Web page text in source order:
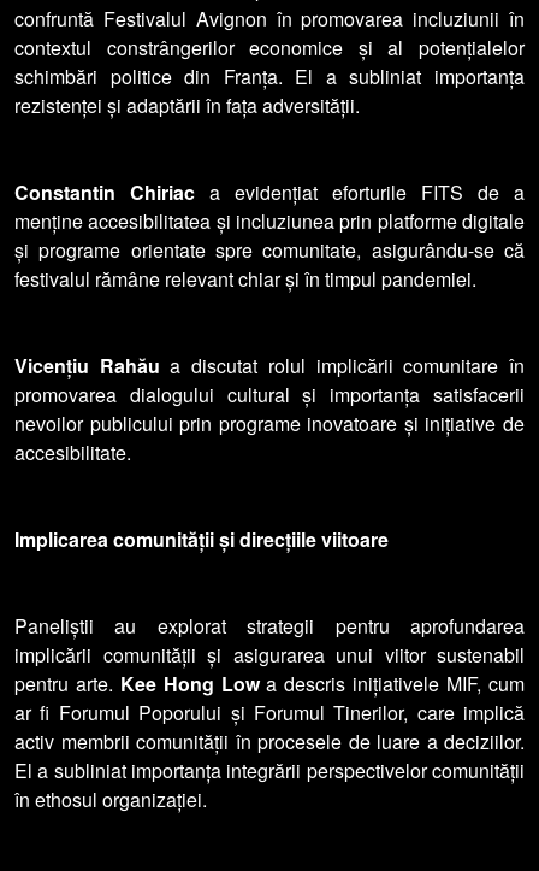
confruntă Festivalul Avignon în promovarea incluziunii în
contextul constrângerilor economice și al potențialelor
schimbări politice din Franța. El a subliniat importanța
rezistenței și adaptării în fața adversității.
Constantin Chiriac a evidențiat eforturile FITS de a
menține accesibilitatea și incluziunea prin platforme digitale
și programe orientate spre comunitate, asigurându-se că
festivalul rămâne relevant chiar și în timpul pandemiei.
Vicențiu Rahău a discutat rolul implicării comunitare în
promovarea dialogului cultural și importanța satisfacerii
nevoilor publicului prin programe inovatoare și inițiative de
accesibilitate.
Implicarea comunității și direcțiile viitoare
Paneliștii au explorat strategii pentru aprofundarea
implicării comunității și asigurarea unui viitor sustenabil
pentru arte. Kee Hong Lowa descris inițiativele MIF, cum
ar fi Forumul Poporului și Forumul Tinerilor, care implică
activ membrii comunității în procesele de luare a deciziilor.
El a subliniat importanța integrării perspectivelor comunității
în ethosul organizației.